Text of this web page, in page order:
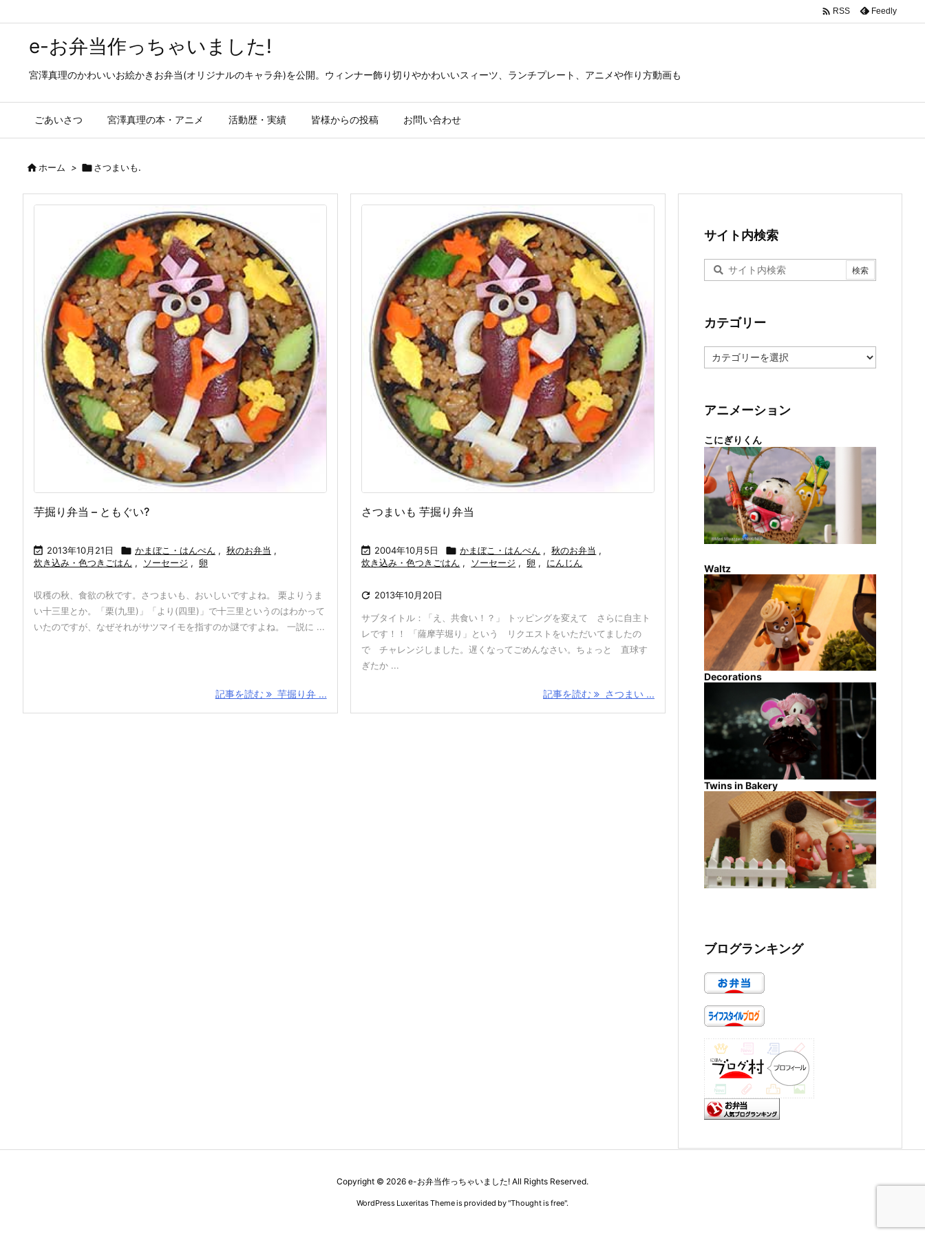
e-お弁当作っちゃいました!
宮澤真理のかわいいお絵かきお弁当(オリジナルのキャラ弁)を公開。ウィンナー飾り切りやかわいいスィーツ、ランチプレート、アニメや作り方動画も
ごあいさつ 宮澤真理の本・アニメ 活動歴・実績 皆様からの投稿 お問い合わせ
 RSS Feedly
ホーム > さつまいも.
芋掘り弁当 – ともぐい?
 2013年10月21日  かまぼこ・はんぺん , 秋のお弁当 ,
炊き込み・色つきごはん , ソーセージ , 卵
収穫の秋、食欲の秋です。さつまいも、おいしいですよね。 栗よりうま
い十三里とか。「栗(九里)」「より(四里)」で十三里というのはわかって
いたのですが、なぜそれがサツマイモを指すのか謎ですよね。 一説に ...
記事を読む 芋掘り弁 ...
さつまいも 芋掘り弁当
 2004年10月5日  かまぼこ・はんぺん , 秋のお弁当 ,
炊き込み・色つきごはん , ソーセージ , 卵 , にんじん
 2013年10月20日
サブタイトル：「え、共食い！？」 トッピングを変えて さらに自主ト
レです！！ 「薩摩芋堀り」という リクエストをいただいてましたの
で チャレンジしました。遅くなってごめんなさい。ちょっと 直球す
ぎたか ...
記事を読む さつまい ...
サイト内検索
カテゴリー
テ
ー
アニメーション
こにぎりくん
Waltz
Decorations
Twins in Bakery
ブログランキング
Copyright © 2026 e-お弁当作っちゃいました! All Rights Reserved.
WordPress Luxeritas Theme is provided by "Thought is free".